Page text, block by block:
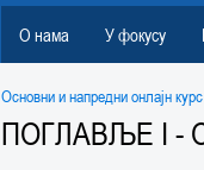
О нама У фокусу
Основни и напредни онлајн
ПОГЛАВЉЕ I -